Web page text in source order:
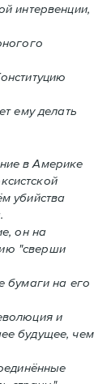
интервенции,
ему делать
в Америке
убийства
oн на
"сверши
бумаги на его
и
будущее, чем